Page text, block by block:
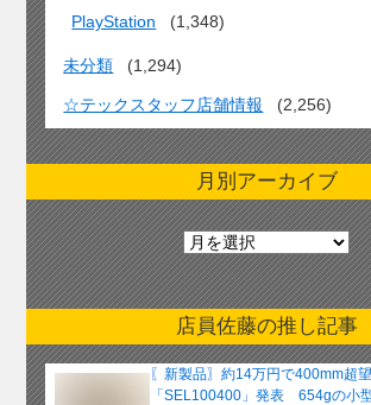
PlayStation (1,348)
未分類 (1,294)
☆テックスタッフ店舗情報 (2,256)
月別アーカイブ
月
別
ア
ー
カ
イ
ブ
店員佐藤の推し記事
〖新製品〗約14万円で400mm超
「SEL100400」発表 654gの小